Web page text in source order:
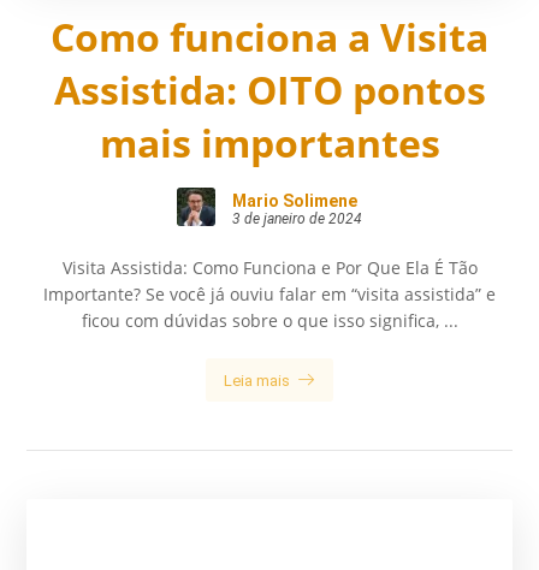
Como funciona a Visita
Assistida: OITO pontos
mais importantes
Mario Solimene
3 de janeiro de 2024
Visita Assistida: Como Funciona e Por Que Ela É Tão
Importante? Se você já ouviu falar em “visita assistida” e
ficou com dúvidas sobre o que isso significa, ...
Leia mais